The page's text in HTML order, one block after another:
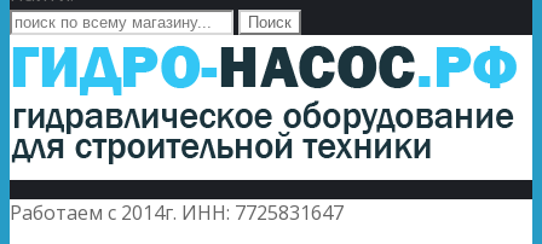
Работаем с 2014г. ИНН: 7725831647